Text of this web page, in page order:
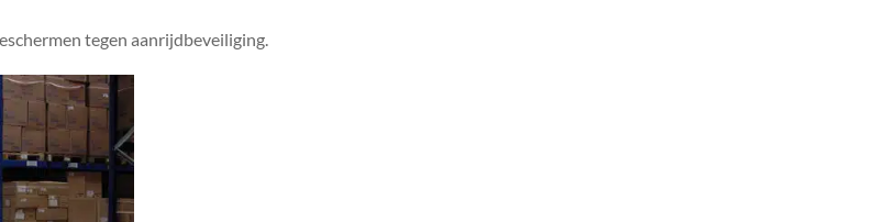
tegen aanrijdbeveiliging.